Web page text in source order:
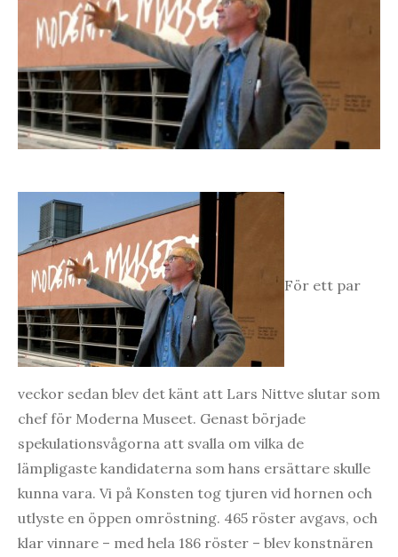
För ett par
veckor sedan blev det känt att Lars Nittve slutar som
chef för Moderna Museet. Genast började
spekulationsvågorna att svalla om vilka de
lämpligaste kandidaterna som hans ersättare skulle
kunna vara. Vi på Konsten tog tjuren vid hornen och
utlyste en öppen omröstning. 465 röster avgavs, och
klar vinnare – med hela 186 röster – blev konstnären